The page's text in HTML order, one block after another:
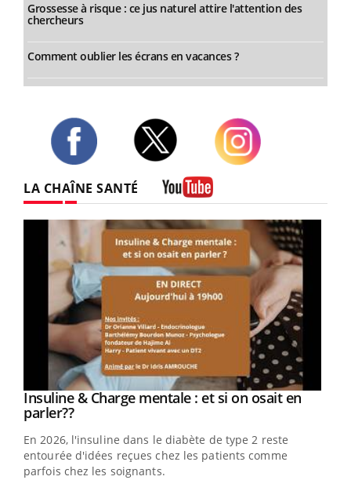
Grossesse à risque : ce jus naturel attire l'attention des
chercheurs
Comment oublier les écrans en vacances ?
LA CHAÎNE SANTÉ
Youtube
Insuline & Charge mentale : et si on osait en
parler??Youtube
En 2026, l'insuline dans le diabète de type 2 reste
entourée d'idées reçues chez les patients comme
parfois chez les soignants.